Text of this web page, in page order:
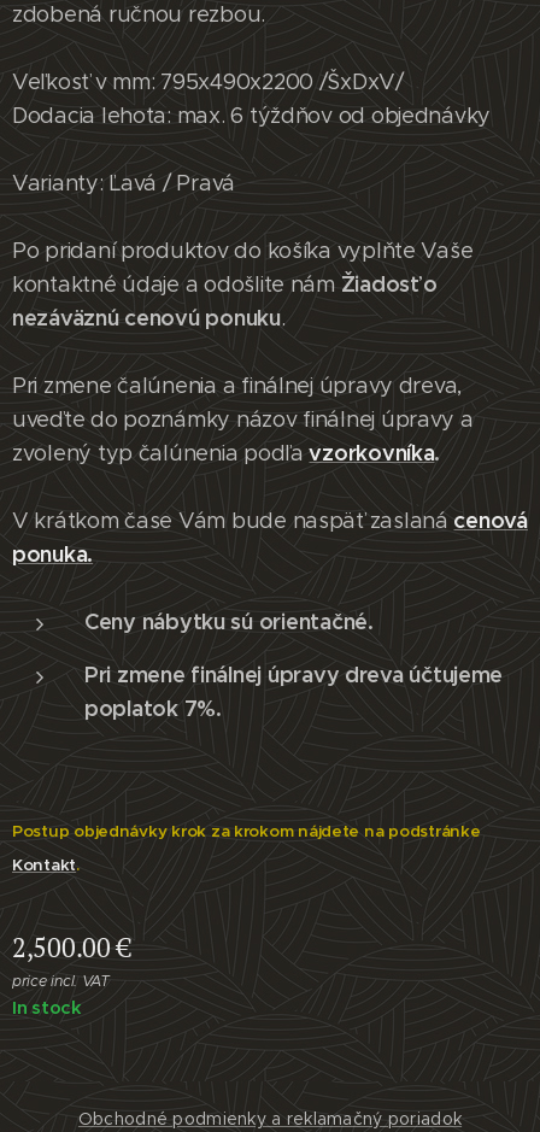
zdobená ručnou rezbou.
Veľkosť v mm: 795x490x2200 /ŠxDxV/
Dodacia lehota: max. 6 týždňov od objednávky
Varianty: Ľavá / Pravá
Po pridaní produktov do košíka vyplňte Vaše
kontaktné údaje a odošlite námŽiadosť o
nezáväznú cenovú ponuku.
Pri zmene čalúnenia a finálnej úpravy dreva,
uveďte do poznámky názov finálnej úpravy a
zvolený typ čalúnenia podľavzorkovníka.
V krátkom čase Vám bude naspäť zaslaná cenová
ponuka.
Ceny nábytku sú orientačné.
Pri zmene finálnej úpravy dreva účtujeme
poplatok 7%.
Postup objednávky krok za krokom nájdete na podstránke
Kontakt.
2,500.00€
price incl. VAT
In stock
Obchodné podmienky a reklamačný poriadok